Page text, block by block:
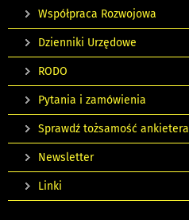
Współpraca Rozwojowa
Dzienniki Urzędowe
RODO
Pytania i zamówienia
Sprawdź tożsamość ankietera
Newsletter
Linki